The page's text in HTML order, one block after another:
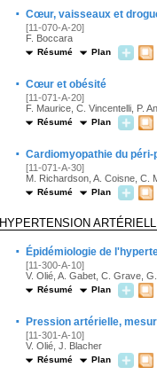
· Cœur, vaisseaux et
[11-070-A-20]
F. Boccara
Résumé Plan
· Cœur et obésité
[11-071-A-20]
F. Maurice, C. Vincentelli, P.
Résumé Plan
· Cardiomyopathie du péri-
[11-071-A-30]
M. Richardson, A. Coisne, C.
Résumé Plan
HYPERTENSION
· Épidémiologie de
[11-300-A-10]
V. Olié, A. Gabet, C. Grave,
Résumé Plan
· Pression artérielle,
[11-301-A-10]
V. Olié, J. Blacher
Résumé Plan